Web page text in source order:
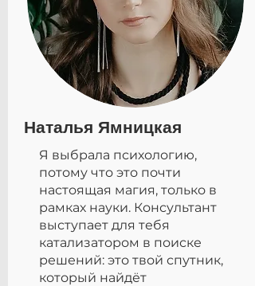
Наталья Ямницкая
Я выбрала психологию,
потому что это почти
настоящая магия, только в
рамках науки. Консультант
выступает для тебя
катализатором в поиске
решений: это твой спутник,
который найдёт